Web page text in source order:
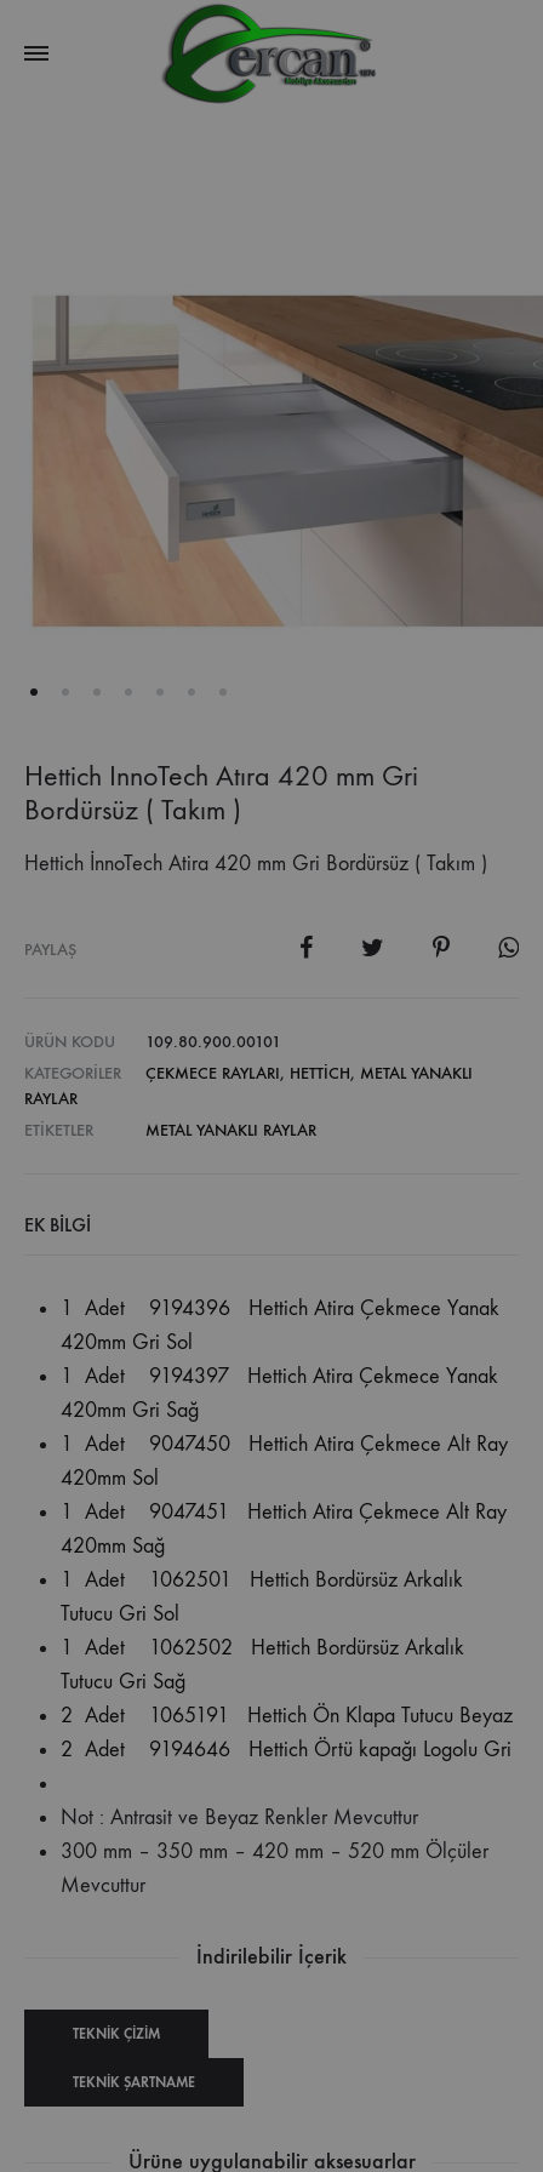
Hettich InnoTech Atıra 420 mm Gri
Bordürsüz ( Takım )
Hettich İnnoTech Atira 420 mm Gri Bordürsüz ( Takım )
PAYLAŞ
ÜRÜN KODU
109.80.900.00101
KATEGORILER
ÇEKMECE RAYLARI, HETTICH, METAL YANAKLI
RAYLAR
ETIKETLER
METAL YANAKLI RAYLAR
EK BILGI
1 Adet 9194396 Hettich Atira Çekmece Yanak
420mm Gri Sol
1 Adet 9194397 Hettich Atira Çekmece Yanak
420mm Gri Sağ
1 Adet 9047450 Hettich Atira Çekmece Alt Ray
420mm Sol
1 Adet 9047451 Hettich Atira Çekmece Alt Ray
420mm Sağ
1 Adet 1062501 Hettich Bordürsüz Arkalık
Tutucu Gri Sol
1 Adet 1062502 Hettich Bordürsüz Arkalık
Tutucu Gri Sağ
2 Adet 1065191 Hettich Ön Klapa Tutucu Beyaz
2 Adet 9194646 Hettich Örtü kapağı Logolu Gri
Not : Antrasit ve Beyaz Renkler Mevcuttur
300 mm – 350 mm – 420 mm – 520 mm Ölçüler
Mevcuttur
İndirilebilir İçerik
TEKNIK ÇIZIM
TEKNIK ŞARTNAME
Ürüne uygulanabilir aksesuarlar